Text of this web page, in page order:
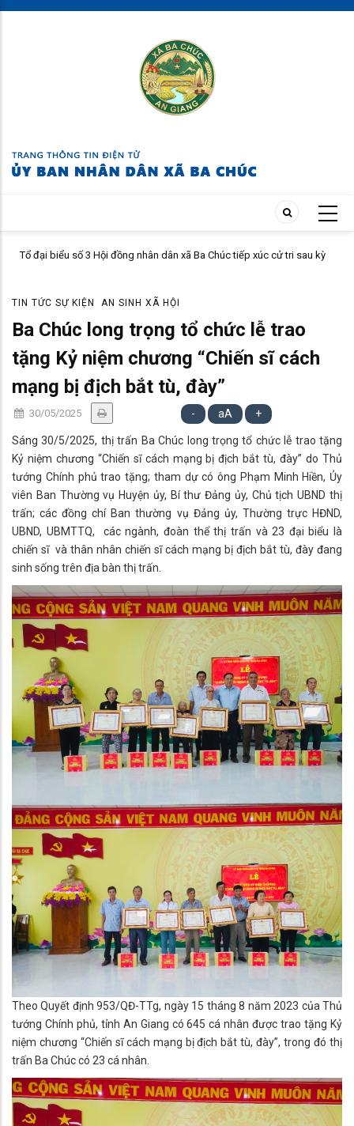
Skip
Tổ đại biểu số 3 Hội đồng nhân dân xã Ba Chúc tiếp xúc cử tri sau kỳ
TIN TỨC SỰ KIỆN AN SINH XÃ HỘI
Ba Chúc long trọng tổ chức lễ trao
tặng Kỷ niệm chương “Chiến sĩ cách
mạng bị địch bắt tù, đày”
30/05/2025 - aA +
Sáng 30/5/2025, thị trấn Ba Chúc long trọng tổ chức lễ trao tặng
Kỷ niệm chương “Chiến sĩ cách mạng bị địch bắt tù, đày” do Thủ
tướng Chính phủ trao tặng; tham dự có ông Phạm Minh Hiền, Ủy
viên Ban Thường vụ Huyện ủy, Bí thư Đảng ủy, Chủ tịch UBND thị
trấn; các đồng chí Ban thường vụ Đảng ủy, Thường trực HĐND,
UBND, UBMTTQ, các ngành, đoàn thể thị trấn và 23 đại biểu là
chiến sĩ và thân nhân chiến sĩ cách mạng bị địch bắt tù, đày đang
sinh sống trên địa bàn thị trấn.
Theo Quyết định 953/QĐ-TTg, ngày 15 tháng 8 năm 2023 của Thủ
tướng Chính phủ, tỉnh An Giang có 645 cá nhân được trao tặng Kỷ
niệm chương “Chiến sĩ cách mạng bị địch bắt tù, đày”, trong đó thị
trấn Ba Chúc có 23 cá nhân.